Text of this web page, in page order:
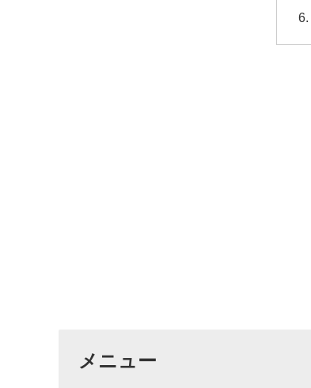
メニュー